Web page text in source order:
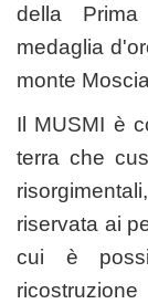
della
medaglia
monte
Il MUSMI è
terra che
riservata ai
cui è